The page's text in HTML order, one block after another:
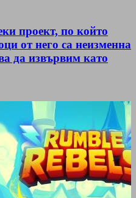
проект, по който
от него са неизменна
да извървим като